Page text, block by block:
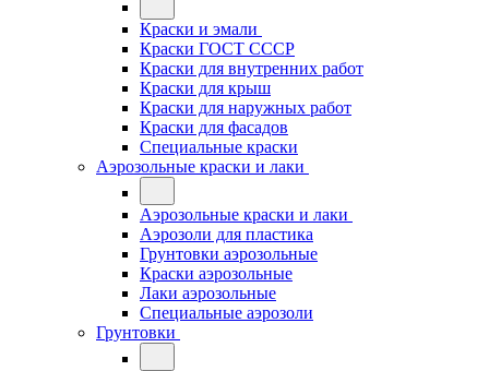
Краски и эмали
Краски ГОСТ СССР
Краски для внутренних работ
Краски для крыш
Краски для наружных работ
Краски для фасадов
Специальные краски
Аэрозольные краски и лаки
Аэрозольные краски и лаки
Аэрозоли для пластика
Грунтовки аэрозольные
Краски аэрозольные
Лаки аэрозольные
Специальные аэрозоли
Грунтовки